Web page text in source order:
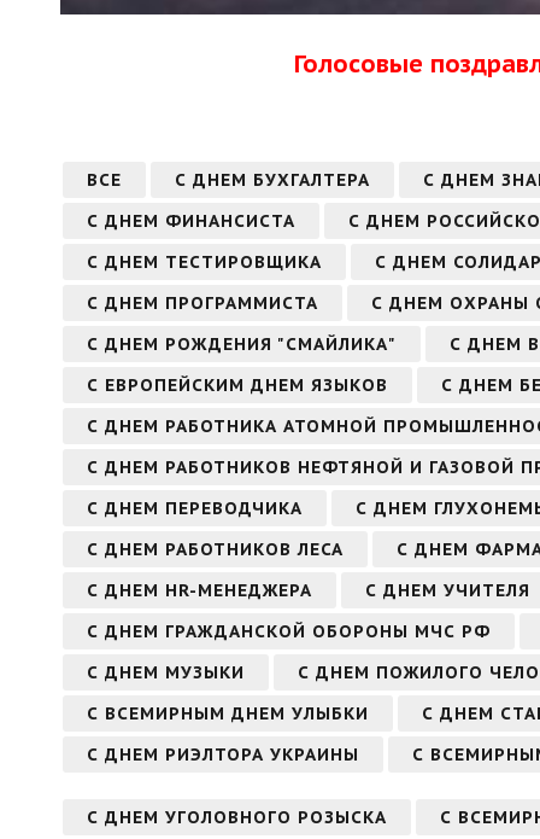
Голосовые
ВСЕ С ДНЕМ БУХГАЛТЕРА
С ДНЕМ
С ДНЕМ ФИНАНСИСТА
С ДНЕМ
С ДНЕМ ТЕСТИРОВЩИКА
С ДНЕМ
С ДНЕМ ПРОГРАММИСТА
С ДНЕМ ОХРАНЫ
С ДНЕМ РОЖДЕНИЯ "СМАЙЛИКА"
С ДНЕМ
С ЕВРОПЕЙСКИМ ДНЕМ ЯЗЫКОВ
С ДНЕМ
С ДНЕМ РАБОТНИКА АТОМНОЙ
С ДНЕМ РАБОТНИКОВ НЕФТЯНОЙ И ГАЗОВОЙ
С ДНЕМ ПЕРЕВОДЧИКА
С ДНЕМ
С ДНЕМ РАБОТНИКОВ ЛЕСА
С ДНЕМ
С ДНЕМ HR-МЕНЕДЖЕРА
С ДНЕМ УЧИТЕЛЯ
С ДНЕМ ГРАЖДАНСКОЙ ОБОРОНЫ МЧС РФ
С ДНЕМ МУЗЫКИ
С ДНЕМ ПОЖИЛОГО
С ВСЕМИРНЫМ ДНЕМ УЛЫБКИ
С ДНЕМ
С ДНЕМ РИЭЛТОРА УКРАИНЫ
С
С ДНЕМ УГОЛОВНОГО РОЗЫСКА
С